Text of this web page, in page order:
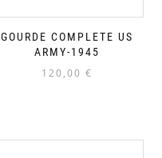
GOURDE COMPLETE US
ARMY-1945
120,00 €